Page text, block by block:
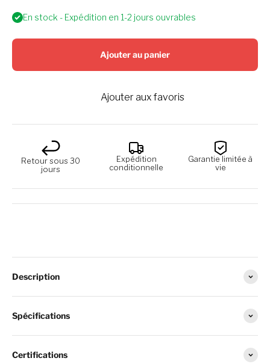
En stock - Expédition en 1-2 jours ouvrables
Ajouter au panier
Ajouter aux favoris
Retour sous 30
jours
Expédition
conditionnelle
Garantie limitée à
vie
Description
Spécifications
Certifications